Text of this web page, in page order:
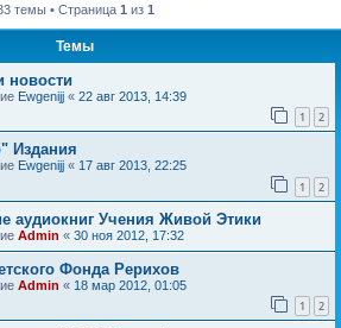
темы • Страница 1 из 1
Темы
новости
Ewgenijj « 22 авг 2013, 14:39
1 2
Издания
Ewgenijj « 17 авг 2013, 22:25
1 2
аудиокниг Учения Живой Этики
Admin « 30 ноя 2012, 17:32
Фонда Рерихов
Admin « 18 мар 2012, 01:05
1 2